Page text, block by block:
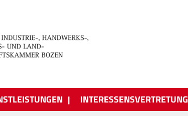
INTERESSENSVERTRETUNG